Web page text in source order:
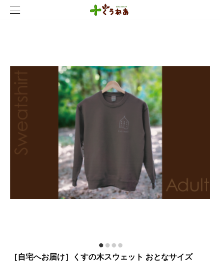
［自宅へお届け］くすの木スウェット おとなサイズ